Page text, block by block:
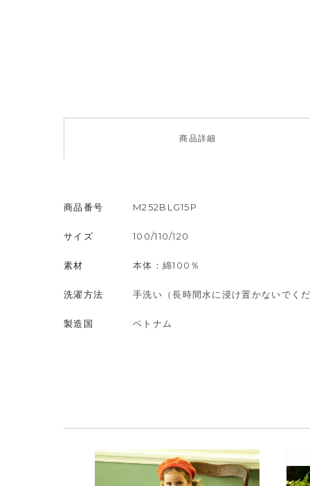
商品詳細
商品番号 M252BLG15P
サイズ 100/110/120
素材 本体：綿100％
洗濯方法 手洗い（長時間水に浸け置かないでく
製造国 ベトナム